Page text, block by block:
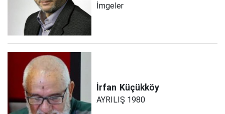
İmgeler
İrfan Küçükköy
AYRILIŞ 1980